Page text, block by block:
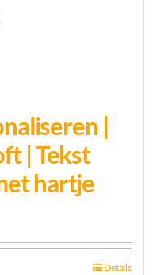
|
| Tekst
hartje
Details